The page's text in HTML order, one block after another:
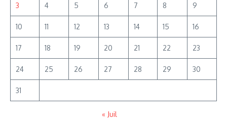
3 4 5 6 7 8 9
10 11 12 13 14 15 16
17 18 19 20 21 22 23
24 25 26 27 28 29 30
31
« Juil